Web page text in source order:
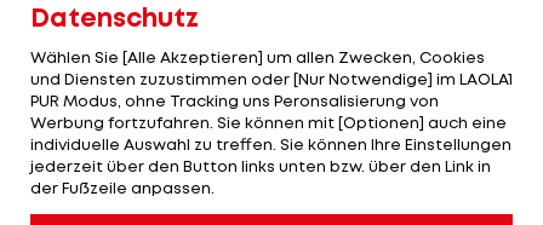
Datenschutz
Wählen Sie [Alle Akzeptieren] um allen Zwecken, Cookies
und Diensten zuzustimmen oder [Nur Notwendige] im LAOLA1
PUR Modus, ohne Tracking uns Peronsalisierung von
Werbung fortzufahren. Sie können mit [Optionen] auch eine
individuelle Auswahl zu treffen. Sie können Ihre Einstellungen
jederzeit über den Button links unten bzw. über den Link in
der Fußzeile anpassen.